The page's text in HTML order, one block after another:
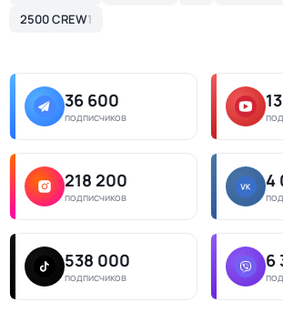
2500 CREW1
36 600
подписчиков
218 200
подписчиков
4
538 000
подписчиков
6